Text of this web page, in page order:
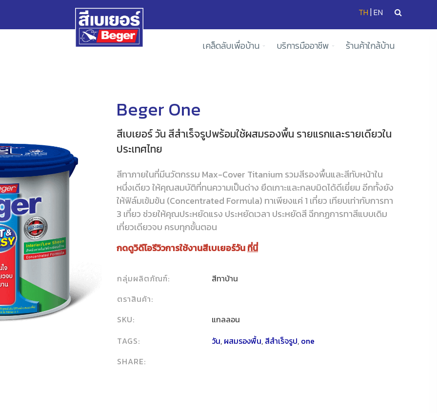
TH |EN
เคล็ดลับเพื่อบ้าน บริการมืออาชีพ ร้านค้าใกล้บ้าน
Beger One
สีเบเยอร์ วัน สีสำเร็จรูปพร้อมใช้ผสมรองพื้น รายแรกและรายเดียวใน
ประเทศไทย
สีทาภายในที่มีนวัตกรรม Max-Cover Titanium รวมสีรองพื้นและสีทับหน้าใน
หนึ่งเดียว ให้คุณสมบัติที่ทนความเป็นด่าง ยึดเกาะและกลบมิดได้ดีเยี่ยม อีกทั้งยัง
ให้ฟิล์มเข้มข้น (Concentrated Formula) ทาเพียงแค่ 1 เที่ยว เทียบเท่ากับการทา
3 เที่ยว ช่วยให้คุณประหยัดแรง ประหยัดเวลา ประหยัดสี ฉีกกฏการทาสีแบบเดิม
เที่ยวเดียวจบ ครบทุกขั้นตอน
กดดูวิดีโอรีวิวการใช้งานสีเบเยอร์วันที่นี่
กลุ่มผลิตภัณฑ์:
สีทาบ้าน
ตราสินค้า:
SKU:
แกลลอน
TAGS:
วัน, ผสมรองพื้น, สีสำเร็จรูป, one
SHARE: